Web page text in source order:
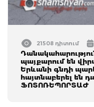
21508 դիտում
պայքարում են
Երևանի գնդի
հայտնաբերել են
ՖՈՏՈՌԵՊՈՐՏԱԺ